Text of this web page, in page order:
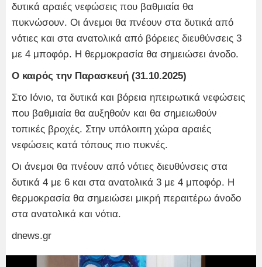
δυτικά αραιές νεφώσεις που βαθμιαία θα
πυκνώσουν. Οι άνεμοι θα πνέουν στα δυτικά από
νότιες και στα ανατολικά από βόρειες διευθύνσεις 3
με 4 μποφόρ. Η θερμοκρασία θα σημειώσει άνοδο.
Ο καιρός την Παρασκευή (31.10.2025)
Στο Ιόνιο, τα δυτικά και βόρεια ηπειρωτικά νεφώσεις
που βαθμιαία θα αυξηθούν και θα σημειωθούν
τοπικές βροχές. Στην υπόλοιπη χώρα αραιές
νεφώσεις κατά τόπους πιο πυκνές.
Οι άνεμοι θα πνέουν από νότιες διευθύνσεις στα
δυτικά 4 με 6 και στα ανατολικά 3 με 4 μποφόρ. Η
θερμοκρασία θα σημειώσει μικρή περαιτέρω άνοδο
στα ανατολικά και νότια.
dnews.gr